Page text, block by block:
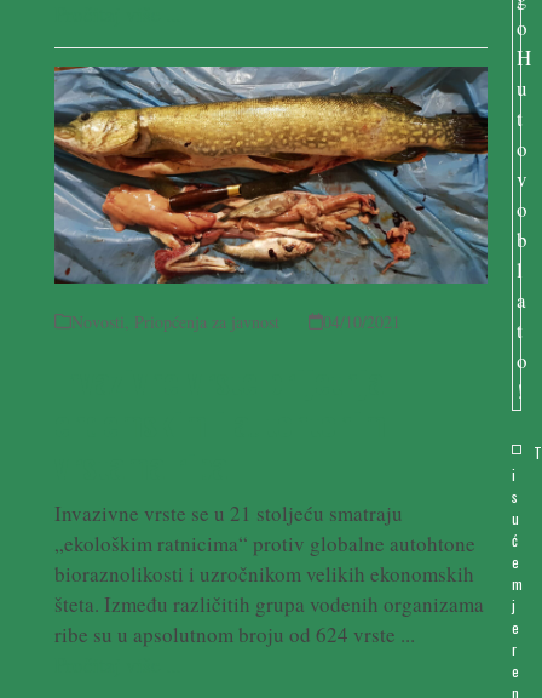
Novosti Priopćenja za javnost 04/10/2021
Invazivne vrste se u 21 stoljeću smatraju
„ekološkim ratnicima“ protiv globalne autohtone
bioraznolikosti i uzročnikom velikih ekonomskih
šteta. Između različitih grupa vodenih organizama
ribe su u apsolutnom broju od 624 vrste ...
T
i
s
u
ć
e
m
j
e
r
e
n